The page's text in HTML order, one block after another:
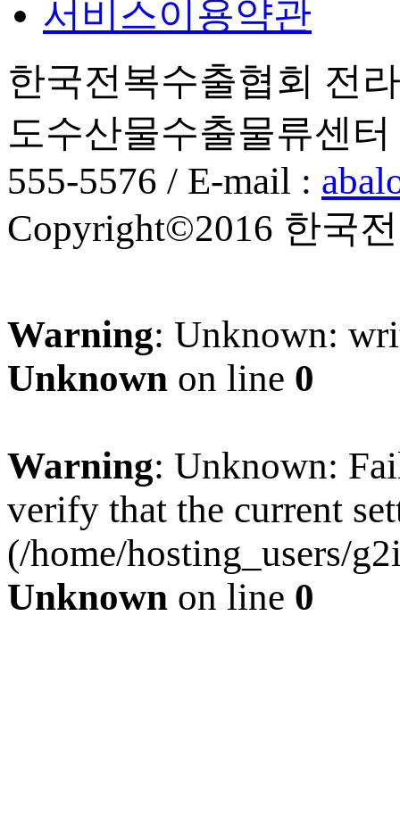
서비스이용약관
한국전복수출협회 전
도수산물수출물류센터
555-5576 / E-mail :
Copyright©2016 한국
Warning: Unknown:
Unknown on line 0
Warning: Unknown:
verify that the current
(/home/hosting_users/
Unknown on line 0